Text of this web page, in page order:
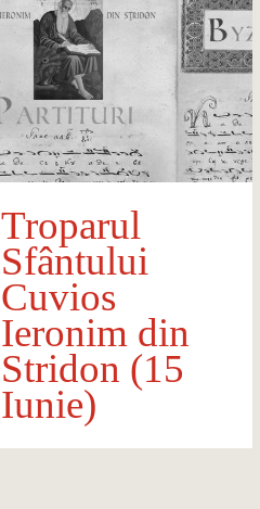
Troparul
Sfântului
Cuvios
Ieronim din
Stridon (15
Iunie)